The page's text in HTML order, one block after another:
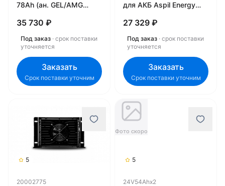
78Ah (ан. GEL/AMG
(21005623) 20004496
35 730 ₽
Под заказ · срок поставки
уточняется
Заказать
Срок поставки уточним
для АКБ Aspil Energy
20002779
27 329 ₽
Под заказ · срок поставки
уточняется
Заказать
Срок поставки уточним
5
20002775
Фото скоро
5
24V54Ahx2